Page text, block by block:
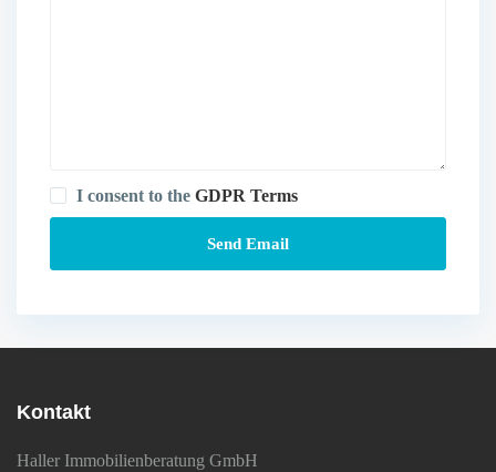
I consent to theGDPR Terms
Kontakt
Haller Immobilienberatung GmbH